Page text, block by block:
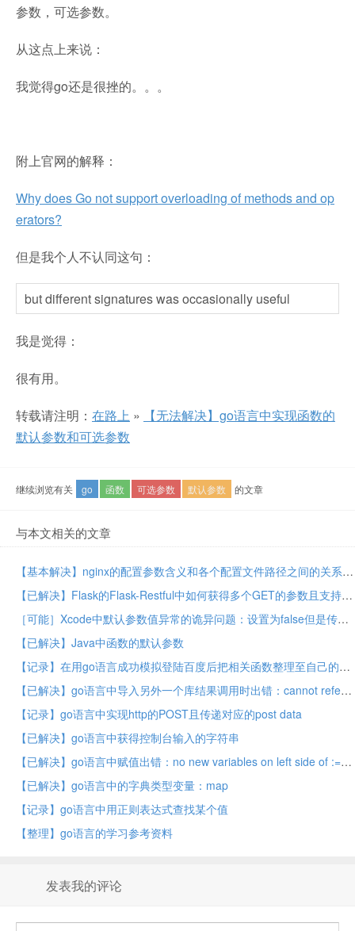
参数，可选参数。
从这点上来说：
我觉得go还是很挫的。。。
附上官网的解释：
Why does Go not support overloading of methods and op
erators?
但是我个人不认同这句：
but different signatures was occasionally useful
我是觉得：
很有用。
转载请注明： 在路上 »
【无法解决】go语言中实现函数的
默认参数和可选参数
继续浏览有关 go 函数 可选参数 默认参数 的文章
与本文相关的文章
【基本解决】nginx的配置参数含义和各个配置文件路径之间的关系
【已解决】Flask的Flask-Restful中如何获得多个GET的参数且支持可选参数
［可能］Xcode中默认参数值异常的诡异问题：设置为false但是传入始终是true
【已解决】Java中函数的默认参数
【记录】在用go语言成功模拟登陆百度后把相关函数整理至自己的go语言的库函数：crifanLib.go
【已解决】go语言中导入另外一个库结果调用时出错：cannot refer to unexported name
【记录】go语言中实现http的POST且传递对应的post data
【已解决】go语言中获得控制台输入的字符串
【已解决】go语言中赋值出错：no new variables on left side of :=
【已解决】go语言中的字典类型变量：map
【记录】go语言中用正则表达式查找某个值
【整理】go语言的学习参考资料
发表我的评论